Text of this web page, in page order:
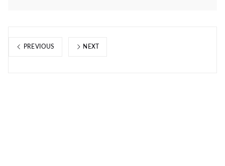
PREVIOUS NEXT